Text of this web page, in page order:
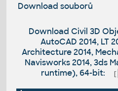
Download souborů
Download Civil 3D
AutoCAD 2014, LT
Architecture 2014,
Navisworks 2014, 3ds
runtime), 64-bit:
[